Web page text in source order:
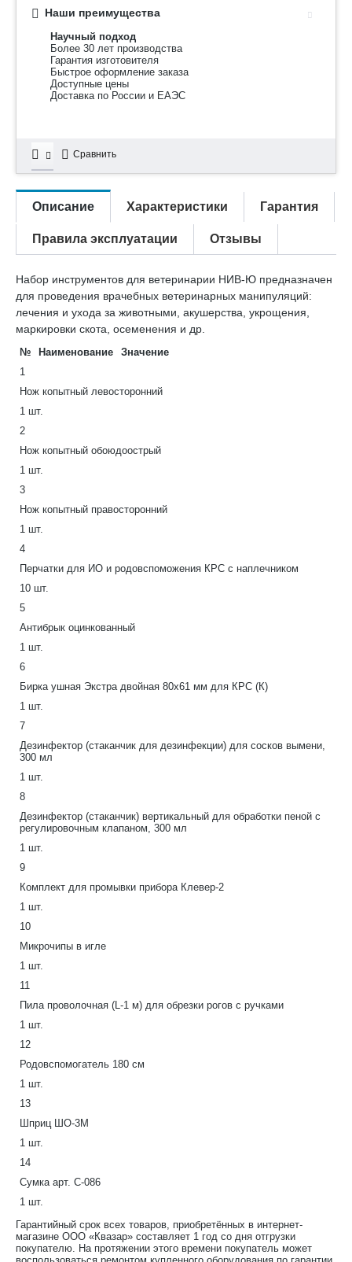
Наши преимущества
Научный подход
Более 30 лет производства
Гарантия изготовителя
Быстрое оформление заказа
Доступные цены
Доставка по России и ЕАЭС
Сравнить
Описание Характеристики Гарантия
Правила эксплуатации Отзывы
Набор инструментов для ветеринарии НИВ-Ю предназначен
для проведения врачебных ветеринарных манипуляций:
лечения и ухода за животными, акушерства, укрощения,
маркировки скота, осеменения и др.
№ Наименование
Значение
1
Нож копытный левосторонний
1 шт.
2
Нож копытный обоюдоострый
1 шт.
3
Нож копытный правосторонний
1 шт.
4
Перчатки для ИО и родовспоможения КРС с наплечником
10 шт.
5
Антибрык оцинкованный
1 шт.
6
Бирка ушная Экстра двойная 80х61 мм для КРС (К)
1 шт.
7
Дезинфектор (стаканчик для дезинфекции) для сосков вымени,
300 мл
1 шт.
8
Дезинфектор (стаканчик) вертикальный для обработки пеной с
регулировочным клапаном, 300 мл
1 шт.
9
Комплект для промывки прибора Клевер-2
1 шт.
10
Микрочипы в игле
1 шт.
11
Пила проволочная (L-1 м) для обрезки рогов с ручками
1 шт.
12
Родовспомогатель 180 см
1 шт.
13
Шприц ШО-3М
1 шт.
14
Сумка арт. С-086
1 шт.
Гарантийный срок всех товаров, приобретённых в интернет-
магазине ООО «Квазар» составляет 1 год со дня отгрузки
покупателю. На протяжении этого времени покупатель может